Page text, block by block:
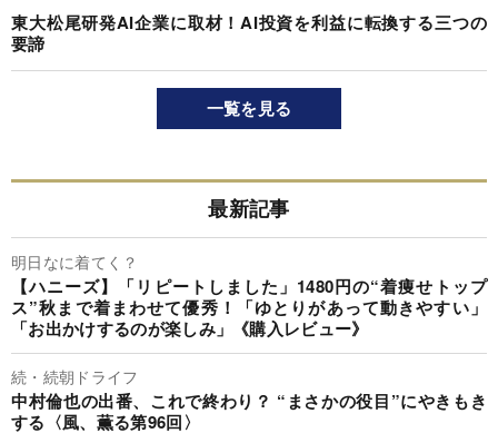
東大松尾研発AI企業に取材！AI投資を利益に転換する三つの
要諦
一覧を見る
最新記事
明日なに着てく？
【ハニーズ】「リピートしました」1480円の“着痩せトップ
ス”秋まで着まわせて優秀！「ゆとりがあって動きやすい」
「お出かけするのが楽しみ」《購入レビュー》
続・続朝ドライフ
中村倫也の出番、これで終わり？ “まさかの役目”にやきもき
する〈風、薫る第96回〉